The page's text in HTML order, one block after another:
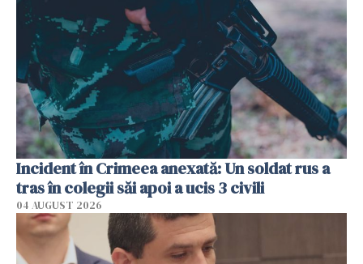
Incident în Crimeea anexată: Un soldat rus a
tras în colegii săi apoi a ucis 3 civili
04 AUGUST 2026